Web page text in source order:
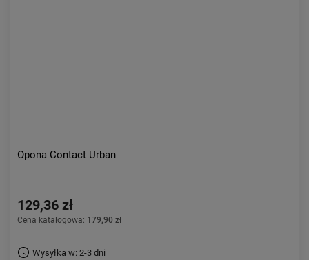
Opona Contact Urban
129,36 zł
Cena katalogowa: 179,90 zł
Wysyłka w: 2-3 dni